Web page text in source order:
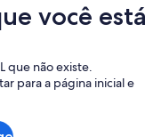
você está
que não existe.
para a página inicial e